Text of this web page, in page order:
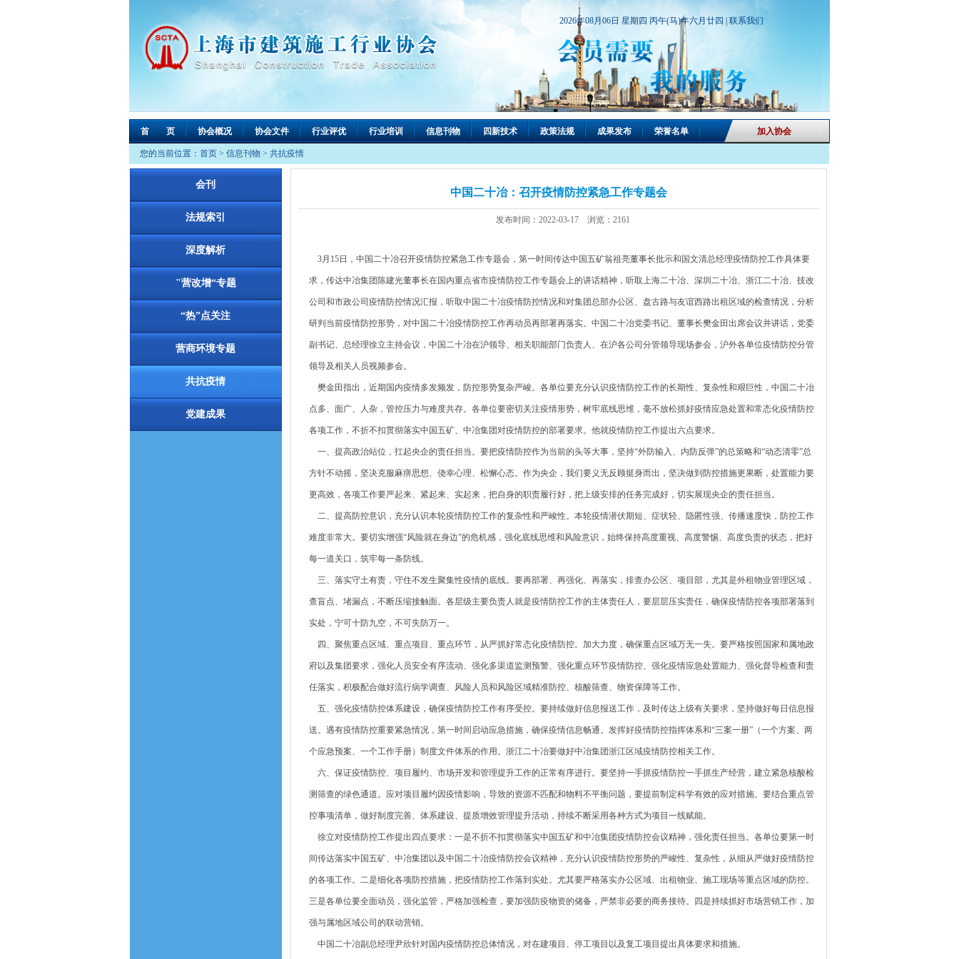
2026年08月06日 星期四 丙午(马)年六月廿四 | 联系我们
首 页 协会概况 协会文件 行业评优 行业培训 信息刊物 四新技术 政策法规 成果发布 荣誉名单 加入协会
您的当前位置： 首页 > 信息刊物 > 共抗疫情
会刊
法规索引
深度解析
"营改增“专题
“热”点关注
营商环境专题
共抗疫情
党建成果
中国二十冶：召开疫情防控紧急工作专题会
发布时间：2022-03-17 浏览：2161
3月15日，中国二十冶召开疫情防控紧急工作专题会，第一时间传达中国五矿翁祖亮董事长批示和国文清总经理疫情防控工作具体要
求，传达中冶集团陈建光董事长在国内重点省市疫情防控工作专题会上的讲话精神，听取上海二十冶、深圳二十冶、浙江二十冶、技改
公司和市政公司疫情防控情况汇报，听取中国二十冶疫情防控情况和对集团总部办公区、盘古路与友谊西路出租区域的检查情况，分析
研判当前疫情防控形势，对中国二十冶疫情防控工作再动员再部署再落实。中国二十冶党委书记、董事长樊金田出席会议并讲话，党委
副书记、总经理徐立主持会议，中国二十冶在沪领导、相关职能部门负责人、在沪各公司分管领导现场参会，沪外各单位疫情防控分管
领导及相关人员视频参会。
樊金田指出，近期国内疫情多发频发，防控形势复杂严峻。各单位要充分认识疫情防控工作的长期性、复杂性和艰巨性，中国二十冶
点多、面广、人杂，管控压力与难度共存。各单位要密切关注疫情形势，树牢底线思维，毫不放松抓好疫情应急处置和常态化疫情防控
各项工作，不折不扣贯彻落实中国五矿、中冶集团对疫情防控的部署要求。他就疫情防控工作提出六点要求。
一、提高政治站位，扛起央企的责任担当。要把疫情防控作为当前的头等大事，坚持“外防输入、内防反弹”的总策略和“动态清零”总
方针不动摇，坚决克服麻痹思想、侥幸心理、松懈心态。作为央企，我们要义无反顾挺身而出，坚决做到防控措施更果断，处置能力要
更高效，各项工作要严起来、紧起来、实起来，把自身的职责履行好，把上级安排的任务完成好，切实展现央企的责任担当。
二、提高防控意识，充分认识本轮疫情防控工作的复杂性和严峻性。本轮疫情潜伏期短、症状轻、隐匿性强、传播速度快，防控工作
难度非常大。要切实增强“风险就在身边”的危机感，强化底线思维和风险意识，始终保持高度重视、高度警惕、高度负责的状态，把好
每一道关口，筑牢每一条防线。
三、落实守土有责，守住不发生聚集性疫情的底线。要再部署、再强化、再落实，排查办公区、项目部，尤其是外租物业管理区域，
查盲点、堵漏点，不断压缩接触面。各层级主要负责人就是疫情防控工作的主体责任人，要层层压实责任，确保疫情防控各项部署落到
实处，宁可十防九空，不可失防万一。
四、聚焦重点区域、重点项目、重点环节，从严抓好常态化疫情防控。加大力度，确保重点区域万无一失。要严格按照国家和属地政
府以及集团要求，强化人员安全有序流动、强化多渠道监测预警、强化重点环节疫情防控、强化疫情应急处置能力、强化督导检查和责
任落实，积极配合做好流行病学调查、风险人员和风险区域精准防控、核酸筛查、物资保障等工作。
五、强化疫情防控体系建设，确保疫情防控工作有序受控。要持续做好信息报送工作，及时传达上级有关要求，坚持做好每日信息报
送。遇有疫情防控重要紧急情况，第一时间启动应急措施，确保疫情信息畅通。发挥好疫情防控指挥体系和“三案一册”（一个方案、两
个应急预案、一个工作手册）制度文件体系的作用。浙江二十冶要做好中冶集团浙江区域疫情防控相关工作。
六、保证疫情防控、项目履约、市场开发和管理提升工作的正常有序进行。要坚持一手抓疫情防控一手抓生产经营，建立紧急核酸检
测筛查的绿色通道。应对项目履约因疫情影响，导致的资源不匹配和物料不平衡问题，要提前制定科学有效的应对措施。要结合重点管
控事项清单，做好制度完善、体系建设、提质增效管理提升活动，持续不断采用各种方式为项目一线赋能。
徐立对疫情防控工作提出四点要求：一是不折不扣贯彻落实中国五矿和中冶集团疫情防控会议精神，强化责任担当。各单位要第一时
间传达落实中国五矿、中冶集团以及中国二十冶疫情防控会议精神，充分认识疫情防控形势的严峻性、复杂性，从细从严做好疫情防控
的各项工作。二是细化各项防控措施，把疫情防控工作落到实处。尤其要严格落实办公区域、出租物业、施工现场等重点区域的防控。
三是各单位要全面动员，强化监管，严格加强检查，要加强防疫物资的储备，严禁非必要的商务接待。四是持续抓好市场营销工作，加
强与属地区域公司的联动营销。
中国二十冶副总经理尹欣针对国内疫情防控总体情况，对在建项目、停工项目以及复工项目提出具体要求和措施。